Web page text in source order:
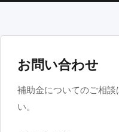
お問い合わせ
補助金についてのご相
い。